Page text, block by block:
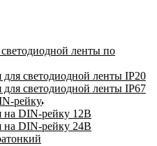
ленты по
для светодиодной ленты IP20
для светодиодной ленты IP67
рейку
на DIN-рейку 12В
на DIN-рейку 24В